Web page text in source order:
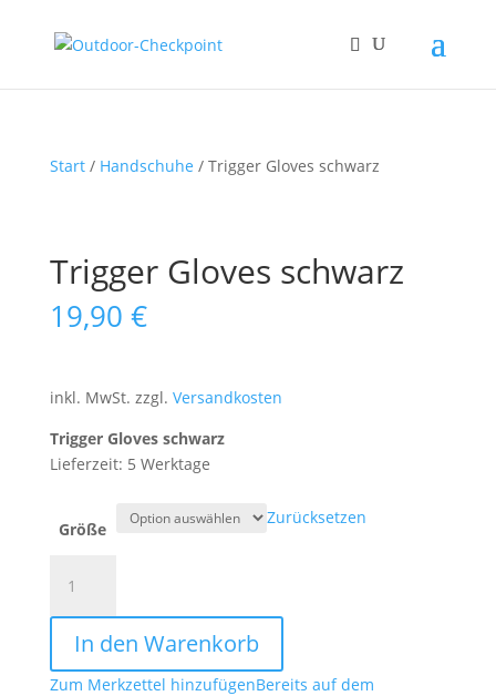
Start/ Handschuhe / Trigger Gloves schwarz
Trigger Gloves schwarz
19,90 €
inkl. MwSt. zzgl. Versandkosten
Trigger Gloves schwarz
Lieferzeit: 5 Werktage
Größe
Zurücksetzen
Gloves
schwarz
MengeIn den Warenkorb
Zum Merkzettel hinzufügenBereits auf dem